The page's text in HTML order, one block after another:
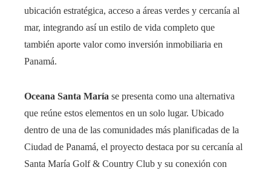
ubicación estratégica, acceso a áreas verdes y cercanía al
mar, integrando así un estilo de vida completo que
también aporte valor como inversión inmobiliaria en
Panamá.
Oceana Santa María se presenta como una alternativa
que reúne estos elementos en un solo lugar. Ubicado
dentro de una de las comunidades más planificadas de la
Ciudad de Panamá, el proyecto destaca por su cercanía al
Santa María Golf & Country Club y su conexión con